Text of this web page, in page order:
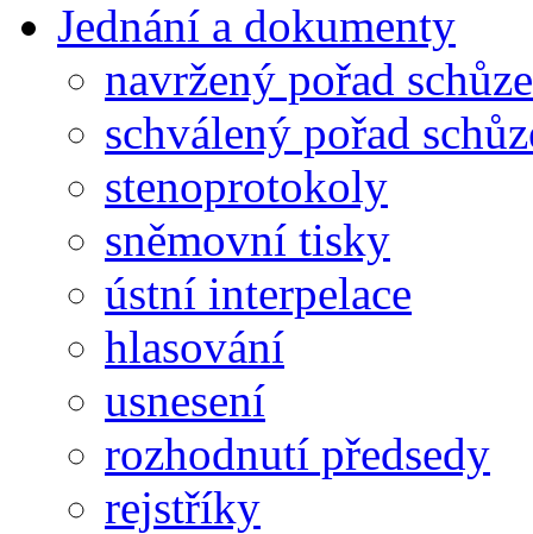
Jednání a dokumenty
navržený pořad schůze
schválený pořad
stenoprotokoly
sněmovní tisky
ústní interpelace
hlasování
usnesení
rozhodnutí předsedy
rejstříky